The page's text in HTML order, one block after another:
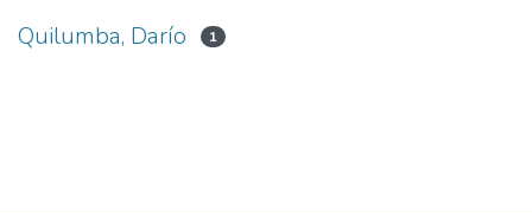
Quilumba, Darío 1